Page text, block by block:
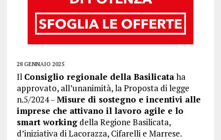
28 GENNAIO 2025
Il Consiglio regionale della Basilicataha
approvato, all’unanimità, la Proposta di legge
n.5/2024 –Misure di sostegno e incentivi alle
imprese che attivano il lavoro agile e lo
smart workingdella Regione Basilicata,
d’iniziativa di Lacorazza, Cifarelli e Marrese.